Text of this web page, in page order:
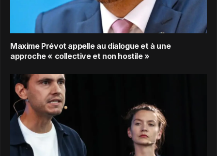
Maxime Prévot appelle au dialogue et à une
approche « collective et non hostile »